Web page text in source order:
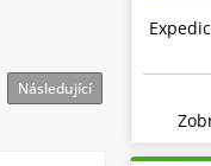
Následující